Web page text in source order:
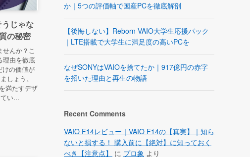
じゃな
の秘密
んか？こ
理由を徹底
けの価値が
しょう。
満たすデザ
い...
か｜5つの評価軸で国産PCを徹底解剖
【後悔しない】Reborn VAIO大学生応援パック
｜LTE搭載で大学生に満足度の高いPCを
なぜSONYはVAIOを捨てたか｜917億円の赤字
を招いた理由と再生の物語
Recent Comments
VAIO F14レビュー｜VAIO F14の【真実】｜知ら
ないと損する！ 購入前に【絶対】に知っておく
べき【注意点】
に プロ象 より